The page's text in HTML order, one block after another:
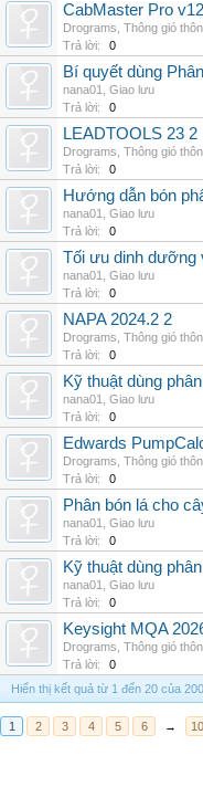
CabMaster Pro
Drograms Thông gió
Trả lời:
0
Bí quyết dùng
nana01
Giao lưu
Trả lời:
0
LEADTOOLS 23 2
Drograms Thông gió
Trả lời:
0
Hướng dẫn bón
nana01
Giao lưu
Trả lời:
0
Tối ưu dinh dưỡng
nana01
Giao lưu
Trả lời:
0
NAPA 2024.2 2
Drograms Thông gió
Trả lời:
0
Kỹ thuật dùng
nana01
Giao lưu
Trả lời:
0
Edwards
Drograms Thông gió
Trả lời:
0
Phân bón lá cho
nana01
Giao lưu
Trả lời:
0
Kỹ thuật dùng
nana01
Giao lưu
Trả lời:
0
Keysight MQA
Drograms Thông gió
Trả lời:
0
Hiển thị kết quả từ 1 đến 20 của 200
1 2 3 4 5 6 → 10